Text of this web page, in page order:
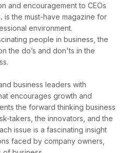
and encouragement to CEOs
is the must-have magazine for
environment.
people in business, the
the do’s and don'ts in the
business leaders with
encourages growth and
the forward thinking business
takers, the innovators, and the
issue is a fascinating insight
faced by company owners,